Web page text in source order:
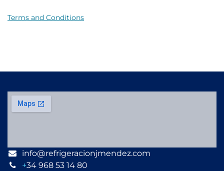
Terms and Conditions
info@refrigeracionjmendez.com
+34 968 53 14 80